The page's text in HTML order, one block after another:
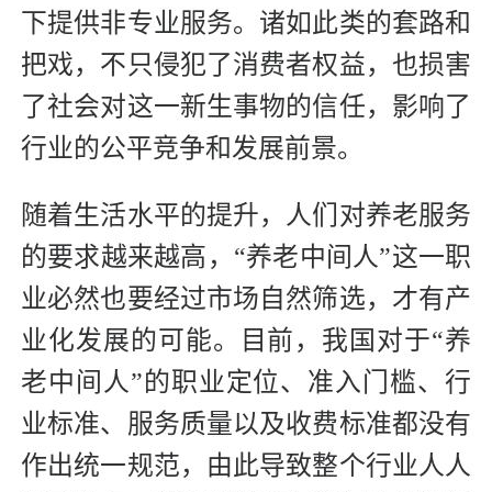
下提供非专业服务。诸如此类的套路和
把戏，不只侵犯了消费者权益，也损害
了社会对这一新生事物的信任，影响了
行业的公平竞争和发展前景。
随着生活水平的提升，人们对养老服务
的要求越来越高，“养老中间人”这一职
业必然也要经过市场自然筛选，才有产
业化发展的可能。目前，我国对于“养
老中间人”的职业定位、准入门槛、行
业标准、服务质量以及收费标准都没有
作出统一规范，由此导致整个行业人人